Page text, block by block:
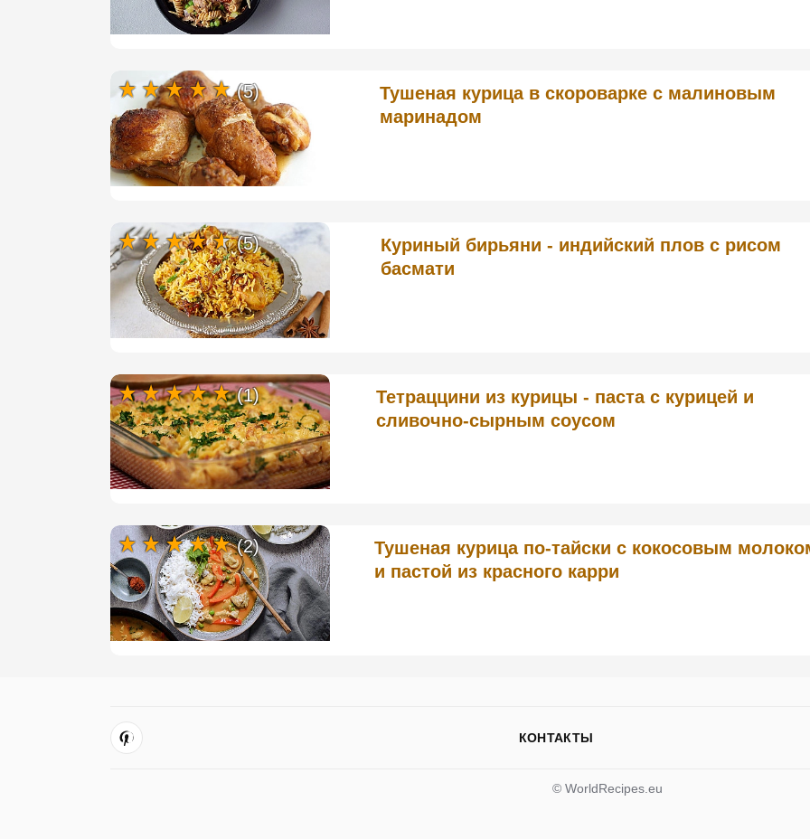
Тушеная курица в скороварке с малиновым
маринадом
(5)
Куриный бирьяни - индийский плов с рисом
басмати
(5)
Тетраццини из курицы - паста с курицей и
сливочно-сырным соусом
(1)
Тушеная курица по-тайски с кокосовым
и пастой из красного карри
(2)
КОНТАКТЫ
© WorldRecipes.eu